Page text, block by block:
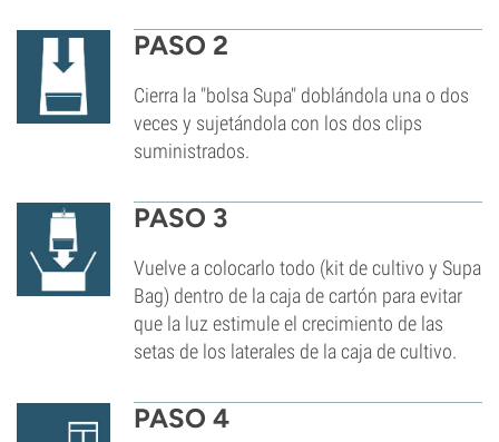
PASO 2
Cierra la "bolsa Supa" doblándola una o dos
veces y sujetándola con los dos clips
suministrados.
PASO 3
Vuelve a colocarlo todo (kit de cultivo y Supa
Bag) dentro de la caja de cartón para evitar
que la luz estimule el crecimiento de las
setas de los laterales de la caja de cultivo.
PASO 4